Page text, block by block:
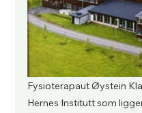
Fysioterapaut Øystein
Hernes Institutt som